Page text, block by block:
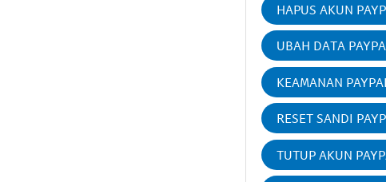
HAPUS AKUN
UBAH DATA
KEAMANAN PAYPAL
RESET SANDI
TUTUP AKUN